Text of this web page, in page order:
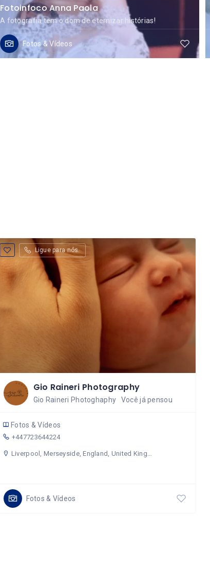
Fotoinfoco Anna Paola
A fotografia tem o dom de eternizar histórias!
Fotos & Vídeos
Ligue para nós.
Gio Raineri Photography
Gio Raineri Photoghaphy Você já pensou
Fotos & Vídeos
+447723644224
Liverpool, Merseyside, England, United Kingdom
Fotos & Vídeos